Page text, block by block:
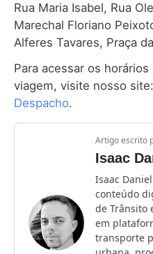
Rua Maria Isabel, Rua
Marechal Floriano
Alferes Tavares, Praça
Para acessar os
viagem, visite nosso site:
Despacho.
Artigo escrito
Isaac
Isaac
conteúdo
de Trânsito
em
transporte